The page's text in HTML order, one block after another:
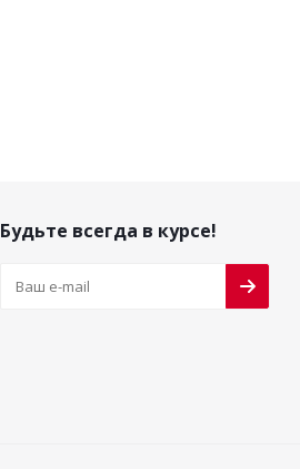
Будьте всегда в курсе!